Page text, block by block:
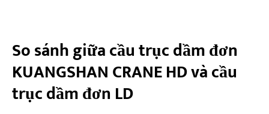
So sánh giữa cầu trục dầm đơn
KUANGSHAN CRANE HD và cầu
trục dầm đơn LD